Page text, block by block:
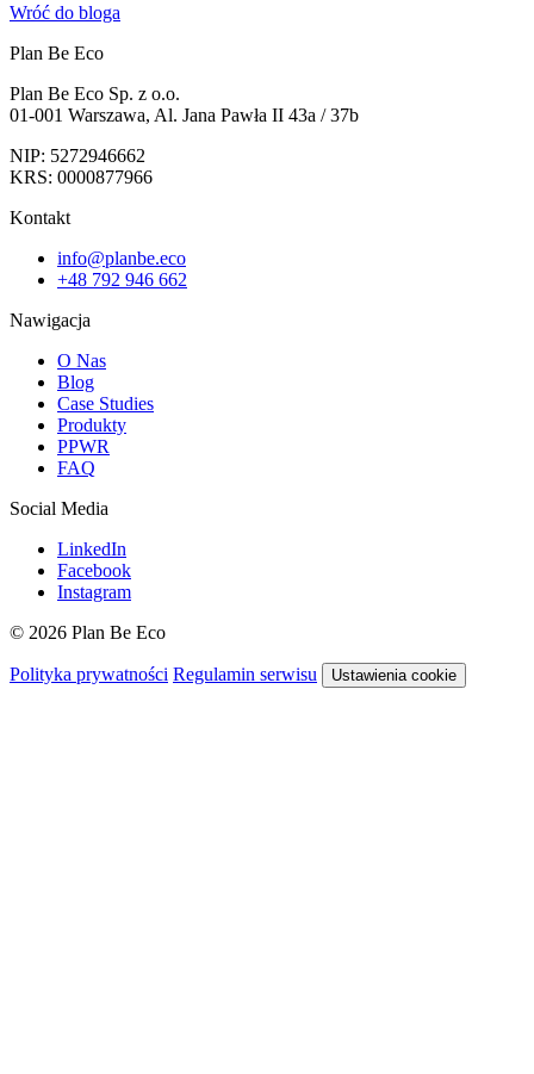
Wróć do bloga
Plan Be Eco
Plan Be Eco Sp. z o.o.
01-001 Warszawa, Al. Jana Pawła II 43a / 37b
NIP: 5272946662
KRS: 0000877966
Kontakt
info@planbe.eco
+48 792 946 662
Nawigacja
O Nas
Blog
Case Studies
Produkty
PPWR
FAQ
Social Media
LinkedIn
Facebook
Instagram
© 2026 Plan Be Eco
Polityka prywatności Regulamin serwisu Ustawienia cookie